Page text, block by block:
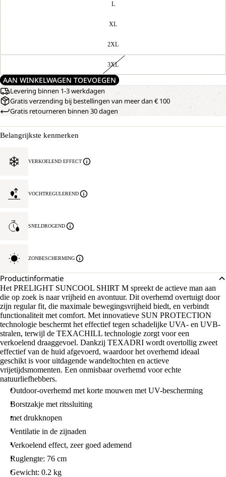
L
XL
2XL
3XL
AAN WINKELWAGEN TOEVOEGEN
Levering binnen 1-3 werkdagen
Gratis verzending bij bestellingen van meer dan € 100
Gratis retourneren binnen 30 dagen
Belangrijkste kenmerken
VERKOELEND EFFECT
VOCHTREGULEREND
SNELDROGEND
ZONBESCHERMING
Productinformatie
Het PRELIGHT SUNCOOL SHIRT M spreekt de actieve man aan
die op zoek is naar vrijheid en avontuur. Dit overhemd overtuigt door
zijn regular fit, die maximale bewegingsvrijheid biedt, en verbindt
functionaliteit met comfort. Met innovatieve SUN PROTECTION
technologie beschermt het effectief tegen schadelijke UVA- en UVB-
stralen, terwijl de TEXACHILL technologie zorgt voor een
verkoelend draaggevoel. Dankzij TEXADRI wordt overtollig zweet
effectief van de huid afgevoerd, waardoor het overhemd ideaal
geschikt is voor uitdagende wandeltochten en actieve
vrijetijdsmomenten. Een onmisbaar overhemd voor echte
natuurliefhebbers.
Outdoor-overhemd met korte mouwen met UV-bescherming
Borstzakje met ritssluiting
met drukknopen
Ventilatie in de zijnaden
Verkoelend effect, zeer goed ademend
Ruglengte: 76 cm
Gewicht: 0.2 kg